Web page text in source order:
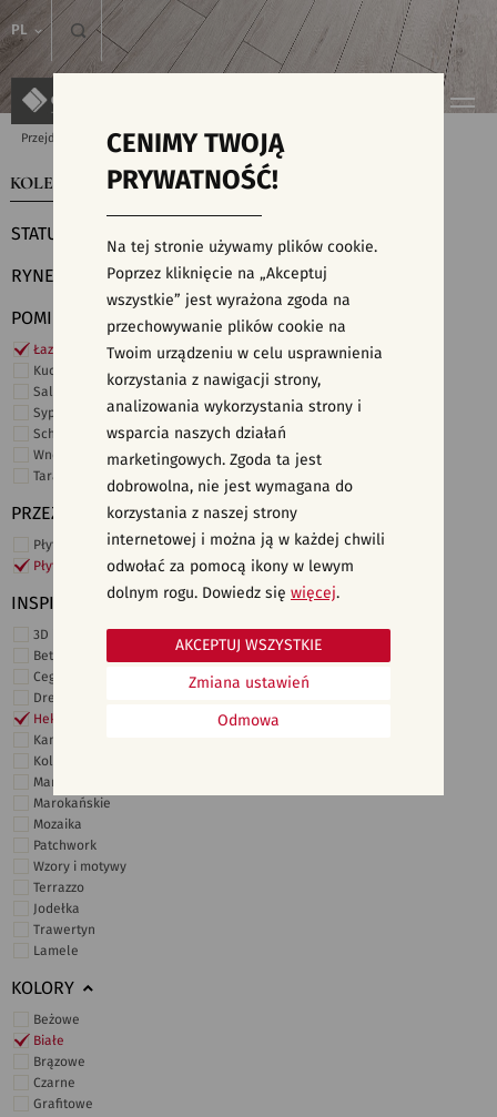
PL
Przejdź do strony głównej Kolekcje
KOLEKCJE WYSZUKIWARKA PŁYTEK
STATUS
RYNEK
POMIESZCZENIE
Łazienka
Kuchnia
Salon i hol
Sypialnia
Schody
Wnętrza komercyjne
Taras i ogród
PRZEZNACZENIE
Płytki ścienne
Płytki podłogowe
INSPIRACJE
3D i struktury
Beton
Cegiełki
Drewno
Heksagonalne
Kamień
Kolor
Marmur
Marokańskie
Mozaika
Patchwork
Wzory i motywy
Terrazzo
Jodełka
Trawertyn
Lamele
KOLORY
Beżowe
Białe
Brązowe
Czarne
Grafitowe
CENIMY TWOJĄ
PRYWATNOŚĆ!
Na tej stronie używamy plików cookie.
Poprzez kliknięcie na „Akceptuj
wszystkie” jest wyrażona zgoda na
przechowywanie plików cookie na
Twoim urządzeniu w celu usprawnienia
korzystania z nawigacji strony,
analizowania wykorzystania strony i
wsparcia naszych działań
marketingowych. Zgoda ta jest
dobrowolna, nie jest wymagana do
korzystania z naszej strony
internetowej i można ją w każdej chwili
odwołać za pomocą ikony w lewym
dolnym rogu. Dowiedz się więcej.
Odmowa
Zmiana ustawień
AKCEPTUJ WSZYSTKIE